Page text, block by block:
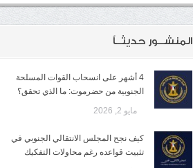
المنشــور حديثــاً
4 أشهر على انسحاب القوات المسلحة
الجنوبية من حضرموت: ما الذي تحقق؟
مايو 2, 2026
كيف نجح المجلس الانتقالي الجنوبي في
تثبيت قواعده رغم محاولات التفكيك